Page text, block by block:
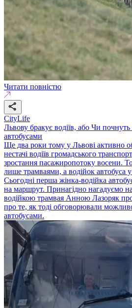
Читати повністю
CityLife
Львову бракує водіїв, або Чи
автобусами
Ще два роки тому у Львові активно
нестачі водіїв громадського
зростання пасажиропотоку восени.
лише трамваями, а водійок автобуса у
Сьогодні перша жінка-водійка
на маршрут. Принагідно нагадуємо
водійкою трамвая Анною Лазоряк про
про те, як тоді обговорювали
автобусами.